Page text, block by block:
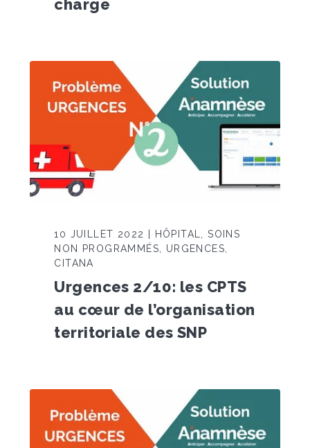
charge
10 JUILLET 2022 | HÔPITAL, SOINS
NON PROGRAMMÉS, URGENCES,
CITANA
Urgences 2/10: les CPTS
au cœur de l’organisation
territoriale des SNP